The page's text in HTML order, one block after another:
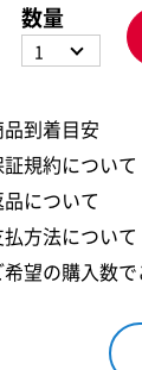
数量
1
品到着目安
規約について
について
払方法について
希望の購入数